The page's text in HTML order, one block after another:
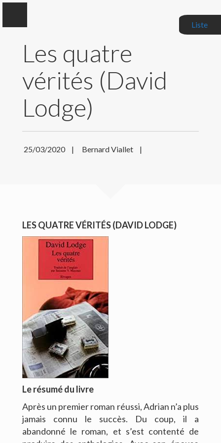
Bernard Viallet
Auteur, Critique littéraire, Correcteur de manuscrits
BIOGRAPHIE
CONTACT
Copyright © 2016. Bernard Viallet. Tous droits réservés.
Liste
Les quatre
vérités (David
Lodge)
25/03/2020 | Bernard Viallet |
LES QUATRE VÉRITÉS (DAVID LODGE)
Le résumé du livre
Après un premier roman réussi, Adrian n’a plus
jamais connu le succès. Du coup, il a
abandonné le roman, et s’est contenté de